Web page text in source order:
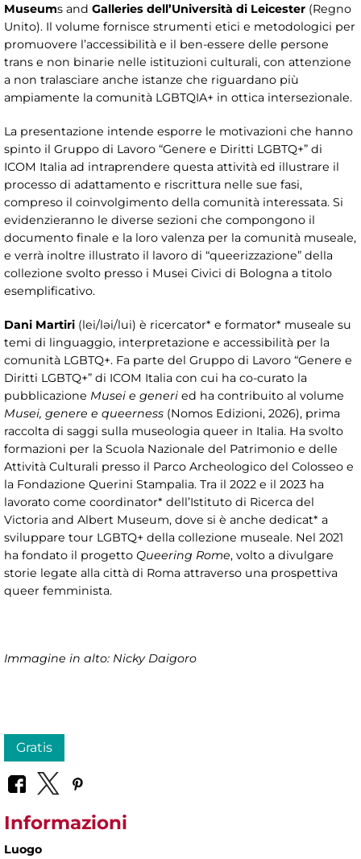
Museums and Galleries dell’Università di Leicester (Regno
Unito). Il volume fornisce strumenti etici e metodologici per
promuovere l’accessibilità e il ben-essere delle persone
trans e non binarie nelle istituzioni culturali, con attenzione
a non tralasciare anche istanze che riguardano più
ampiamente la comunità LGBTQIA+ in ottica intersezionale.
La presentazione intende esporre le motivazioni che hanno
spinto il Gruppo di Lavoro “Genere e Diritti LGBTQ+” di
ICOM Italia ad intraprendere questa attività ed illustrare il
processo di adattamento e riscrittura nelle sue fasi,
compreso il coinvolgimento della comunità interessata. Si
evidenzieranno le diverse sezioni che compongono il
documento finale e la loro valenza per la comunità museale,
e verrà inoltre illustrato il lavoro di “queerizzazione” della
collezione svolto presso i Musei Civici di Bologna a titolo
esemplificativo.
Dani Martiri (lei/ləi/lui) è ricercator* e formator* museale su
temi di linguaggio, interpretazione e accessibilità per la
comunità LGBTQ+. Fa parte del Gruppo di Lavoro “Genere e
Diritti LGBTQ+” di ICOM Italia con cui ha co-curato la
pubblicazione Musei e generi ed ha contribuito al volume
Musei, genere e queerness (Nomos Edizioni, 2026), prima
raccolta di saggi sulla museologia queer in Italia. Ha svolto
formazioni per la Scuola Nazionale del Patrimonio e delle
Attività Culturali presso il Parco Archeologico del Colosseo e
la Fondazione Querini Stampalia. Tra il 2022 e il 2023 ha
lavorato come coordinator* dell’Istituto di Ricerca del
Victoria and Albert Museum, dove si è anche dedicat* a
sviluppare tour LGBTQ+ della collezione museale. Nel 2021
ha fondato il progetto Queering Rome, volto a divulgare
storie legate alla città di Roma attraverso una prospettiva
queer femminista.
Immagine in alto: Nicky Daigoro
Gratis
Informazioni
Luogo